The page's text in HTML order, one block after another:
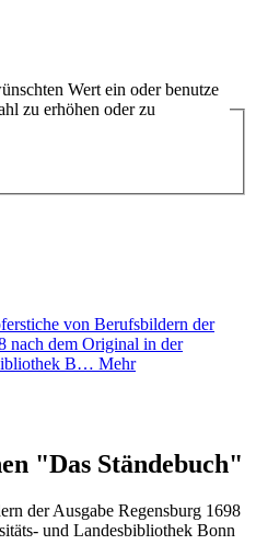
Wert ein oder benutze
zu erhöhen oder zu
von Berufsbildern der
nach dem Original in der
B… Mehr
"Das Ständebuch"
der Ausgabe Regensburg 1698
und Landesbibliothek Bonn